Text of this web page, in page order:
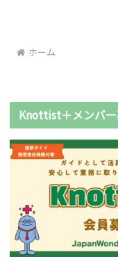
ホーム
Knottist＋メンバー